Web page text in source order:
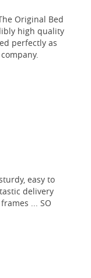
Original Bed
high quality
perfectly as
easy to
delivery
... SO